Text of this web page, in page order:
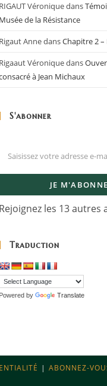
RIGAUT Véroniquedans
Musée de la Résistance
Rigaut AnnedansChapitre 2
Rigaaut Véroniquedans
à Jean Michaux
S'abonner
JE M'ABONNE
Rejoignez les 13 autres
Traduction
Powered by Translate
ABONNEZ-